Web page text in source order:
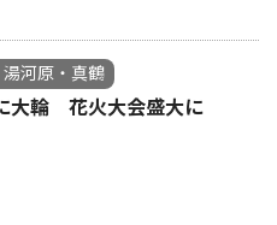
河原・真鶴
大輪 花火大会盛大に